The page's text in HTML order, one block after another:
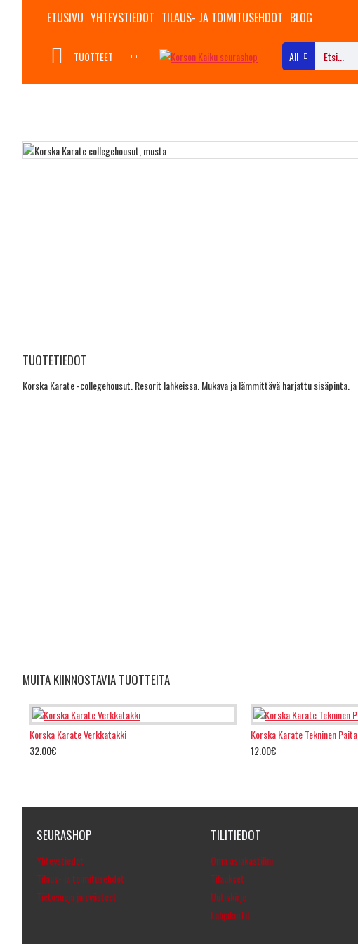
ETUSIVU YHTEYSTIEDOT TILAUS- JA TOIMITUSEHDOT BLOG
TUOTTEET All
TUOTETIEDOT
Korska Karate -collegehousut. Resorit lahkeissa. Mukava ja lämmittävä harjattu sisäpinta.
MUITA KIINNOSTAVIA TUOTTEITA
Korska Karate Verkkatakki
32.00€
Korska Karate Tekninen Paita
12.00€
SEURASHOP
Yhteystiedot
Tilaus- ja toimitusehdot
Tietosuoja ja evästeet
TILITIEDOT
Oma asiakastilini
Tilaukset
Uutiskirje
Lahjakortit